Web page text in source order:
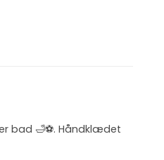
bad 🛁⚽️. Håndklædet